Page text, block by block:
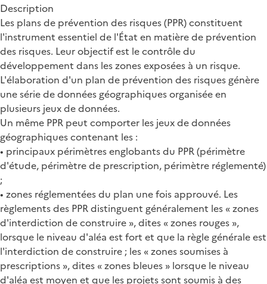
Description
Les plans de prévention des risques (PPR) constituent
l'instrument essentiel de l'État en matière de prévention
des risques. Leur objectif est le contrôle du
développement dans les zones exposées à un risque.
L'élaboration d'un plan de prévention des risques génère
une série de données géographiques organisée en
plusieurs jeux de données.
Un même PPR peut comporter les jeux de données
géographiques contenant les :
• principaux périmètres englobants du PPR (périmètre
d'étude, périmètre de prescription, périmètre réglementé)
;
• zones réglementées du plan une fois approuvé. Les
règlements des PPR distinguent généralement les « zones
d'interdiction de construire », dites « zones rouges »,
lorsque le niveau d'aléa est fort et que la règle générale est
l'interdiction de construire ; les « zones soumises à
prescriptions », dites « zones bleues » lorsque le niveau
d'aléa est moyen et que les projets sont soumis à des